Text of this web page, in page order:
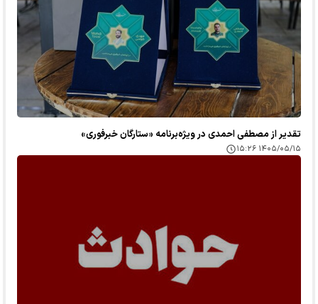
تقدیر از مصطفی احمدی در ویژه‌برنامه «ستارگان خبرفوری»
۱۴۰۵/۰۵/۱۵ ۱۵:۲۶